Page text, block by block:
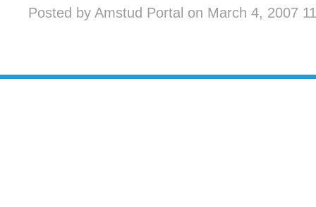
Posted by Amstud Portal on March 4, 2007